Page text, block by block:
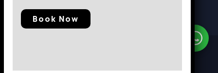
Book Now